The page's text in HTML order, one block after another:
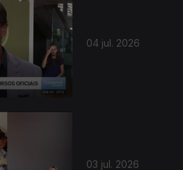
04 jul. 2026
03 jul. 2026